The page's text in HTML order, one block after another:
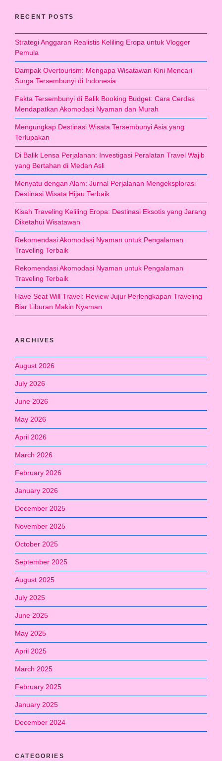
RECENT POSTS
Strategi Anggaran Realistis Keliling Eropa untuk Vlogger
Pemula
Dampak Overtourism: Mengapa Wisatawan Kini Mencari
Surga Tersembunyi di Indonesia
Fakta Tersembunyi di Balik Booking Budget: Cara Cerdas
Mendapatkan Akomodasi Nyaman dan Murah
Mengungkap Destinasi Wisata Tersembunyi Asia yang
Terlupakan
Di Balik Lensa Perjalanan: Investigasi Peralatan Travel Wajib
yang Bertahan di Medan Asli
Menyatu dengan Alam: Jurnal Perjalanan Mengeksplorasi
Destinasi Wisata Hijau Terbaik
Kisah Traveling Keliling Eropa: Destinasi Eksotis yang Jarang
Diketahui Wisatawan
Rekomendasi Akomodasi Nyaman untuk Pengalaman
Traveling Terbaik
Rekomendasi Akomodasi Nyaman untuk Pengalaman
Traveling Terbaik
Have Seat Will Travel: Review Jujur Perlengkapan Traveling
Biar Liburan Makin Nyaman
ARCHIVES
August 2026
July 2026
June 2026
May 2026
April 2026
March 2026
February 2026
January 2026
December 2025
November 2025
October 2025
September 2025
August 2025
July 2025
June 2025
May 2025
April 2025
March 2025
February 2025
January 2025
December 2024
CATEGORIES